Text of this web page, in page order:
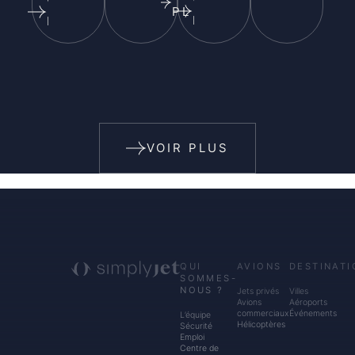
PLUS
PLUS
PLUS
VOIR PLUS
QUI
SOMMES-
NOUS ?
L’équipe
Sécurité
Emploi
Centre de
AVIONS
Jets privés
Avions
commerciaux
Hélicoptères
Villes
Aéroports
Événements